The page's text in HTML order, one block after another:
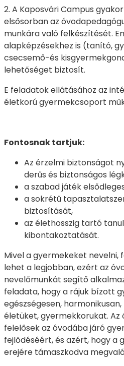
2. A Kaposvári Campus
elsősorban az
munkára való felkészítését.
alapképzésekhez is (tanító,
csecsemő-és
lehetőséget biztosít.
E feladatok ellátásához az
életkorú gyermekcsoport
Fontosnak tartjuk:
Az érzelmi biztonságot
derűs és biztonságos
a szabad játék
a sokrétű
biztosítását,
az élethosszig tartó
kibontakoztatását.
Mivel a gyermekeket nevelni,
lehet a legjobban, ezért az
nevelőmunkát segítő
feladata, hogy a rájuk bízott
egészségesen,
életüket, gyermekkorukat. Az
felelősek az óvodába járó
fejlődéséért, és azért, hogy a
erejére támaszkodva